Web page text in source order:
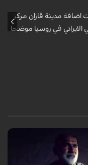
اضافة مدينة قازان مركز
الايراني في روسيا موضحا